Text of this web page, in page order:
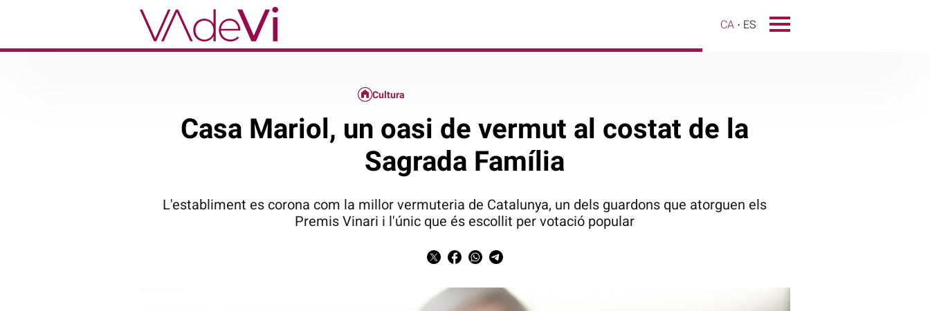
CA ES
Cultura
Casa Mariol, un oasi de vermut al costat de la
Sagrada Família
L'establiment es corona com la millor vermuteria de Catalunya, un dels guardons que atorguen els
Premis Vinari i l'únic que és escollit per votació popular